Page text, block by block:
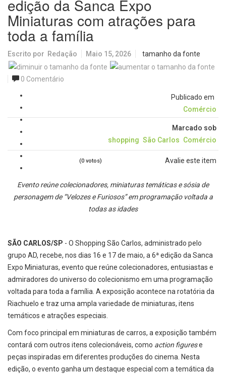
edição da Sanca Expo
Miniaturas com atrações para
toda a família
Escrito por Redação Maio 15, 2026 tamanho da fonte
0 Comentário
Publicado em
Comércio
Marcado sob
shopping São Carlos Comércio
Avalie este item
(0 votos)
Evento reúne colecionadores, miniaturas temáticas e sósia de
personagem de “Velozes e Furiosos” em programação voltada a
todas as idades
SÃO CARLOS/SP - O Shopping São Carlos, administrado pelo
grupo AD, recebe, nos dias 16 e 17 de maio, a 6ª edição da Sanca
Expo Miniaturas, evento que reúne colecionadores, entusiastas e
admiradores do universo do colecionismo em uma programação
voltada para toda a família. A exposição acontece na rotatória da
Riachuelo e traz uma ampla variedade de miniaturas, itens
temáticos e atrações especiais.
Com foco principal em miniaturas de carros, a exposição também
contará com outros itens colecionáveis, como action figurese
peças inspiradas em diferentes produções do cinema. Nesta
edição, o evento ganha um destaque especial com a temática da